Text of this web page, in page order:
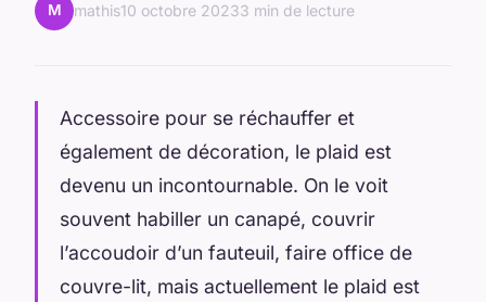
M mathis10 octobre 20233 min de lecture
Accessoire pour se réchauffer et
également de décoration, le plaid est
devenu un incontournable. On le voit
souvent habiller un canapé, couvrir
l’accoudoir d’un fauteuil, faire office de
couvre-lit, mais actuellement le plaid est